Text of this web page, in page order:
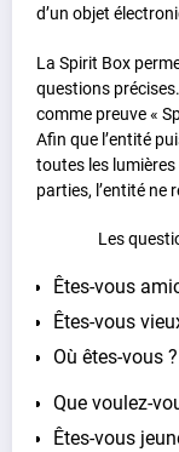
d’un objet
La Spirit Box
questions
comme preuve «
Afin que l’entité
toutes les
parties, l’entité ne
Les
Êtes-vous
Êtes-vous
Où êtes-vous ?
Que voulez-
Êtes-vous